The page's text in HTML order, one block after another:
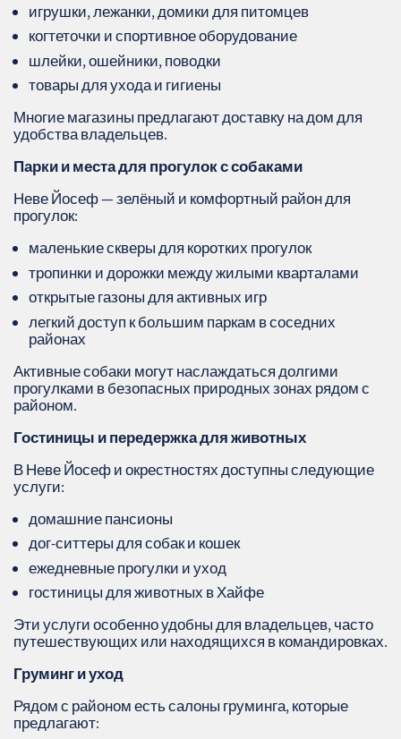
игрушки, лежанки, домики для питомцев
когтеточки и спортивное оборудование
шлейки, ошейники, поводки
товары для ухода и гигиены
Многие магазины предлагают доставку на дом для
удобства владельцев.
Парки и места для прогулок с собаками
Неве Йосеф — зелёный и комфортный район для
прогулок:
маленькие скверы для коротких прогулок
тропинки и дорожки между жилыми кварталами
открытые газоны для активных игр
легкий доступ к большим паркам в соседних
районах
Активные собаки могут наслаждаться долгими
прогулками в безопасных природных зонах рядом с
районом.
Гостиницы и передержка для животных
В Неве Йосеф и окрестностях доступны следующие
услуги:
домашние пансионы
дог-ситтеры для собак и кошек
ежедневные прогулки и уход
гостиницы для животных в Хайфе
Эти услуги особенно удобны для владельцев, часто
путешествующих или находящихся в командировках.
Груминг и уход
Рядом с районом есть салоны груминга, которые
предлагают: